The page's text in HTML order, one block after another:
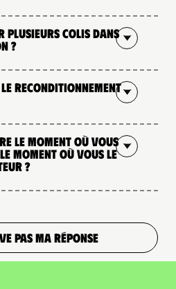
plusieurs colis dans
?
reconditionnement
le moment où vous
moment où vous le
?
PAS MA RÉPONSE